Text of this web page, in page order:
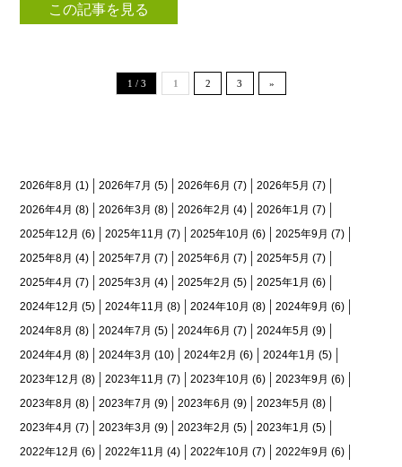
この記事を見る
1 / 3 1 2 3 »
2026年8月 (1) 2026年7月 (5) 2026年6月 (7) 2026年5月 (7)
2026年4月 (8) 2026年3月 (8) 2026年2月 (4) 2026年1月 (7)
2025年12月 (6) 2025年11月 (7) 2025年10月 (6) 2025年9月 (7)
2025年8月 (4) 2025年7月 (7) 2025年6月 (7) 2025年5月 (7)
2025年4月 (7) 2025年3月 (4) 2025年2月 (5) 2025年1月 (6)
2024年12月 (5) 2024年11月 (8) 2024年10月 (8) 2024年9月 (6)
2024年8月 (8) 2024年7月 (5) 2024年6月 (7) 2024年5月 (9)
2024年4月 (8) 2024年3月 (10) 2024年2月 (6) 2024年1月 (5)
2023年12月 (8) 2023年11月 (7) 2023年10月 (6) 2023年9月 (6)
2023年8月 (8) 2023年7月 (9) 2023年6月 (9) 2023年5月 (8)
2023年4月 (7) 2023年3月 (9) 2023年2月 (5) 2023年1月 (5)
2022年12月 (6) 2022年11月 (4) 2022年10月 (7) 2022年9月 (6)